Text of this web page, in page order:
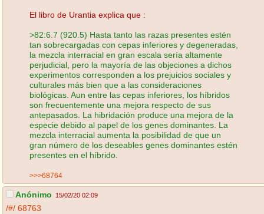
El libro de Urantia explica que :
>82:6.7 (920.5) Hasta tanto las razas presentes estén
tan sobrecargadas con cepas inferiores y degeneradas,
la mezcla interracial en gran escala sería altamente
perjudicial, pero la mayoría de las objeciones a dichos
experimentos corresponden a los prejuicios sociales y
culturales más bien que a las consideraciones
biológicas. Aun entre las cepas inferiores, los híbridos
son frecuentemente una mejora respecto de sus
antepasados. La hibridación produce una mejora de la
especie debido al papel de los genes dominantes. La
mezcla interracial aumenta la posibilidad de que un
gran número de los deseables genes dominantes estén
presentes en el híbrido.
>>>68764
Anónimo 15/02/20 02:09
/#/ 68763